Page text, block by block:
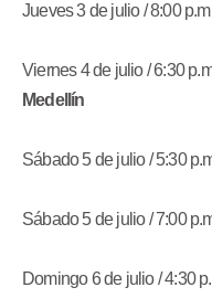
Jueves 3 de julio / 8:00
Viernes 4 de julio / 6:30
Medellín
Sábado 5 de julio / 5:30
Sábado 5 de julio / 7:00
Domingo 6 de julio / 4:30